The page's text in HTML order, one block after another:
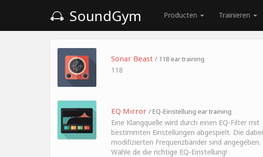
SoundGym Producten Trainieren
Sonar Beast / 118 ear training
118
EQ Mirror / EQ-Einstellung ear training
Eine Klangquelle wird durch einen EQ-Filter mit
bestimmten Einstellungen abgespielt. Die dabei
modifizierten Frequenzbänder sind angegeben.
Wähle de die richtige EQ-Einstellung!